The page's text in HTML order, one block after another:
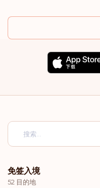
免签入境
52 目的地